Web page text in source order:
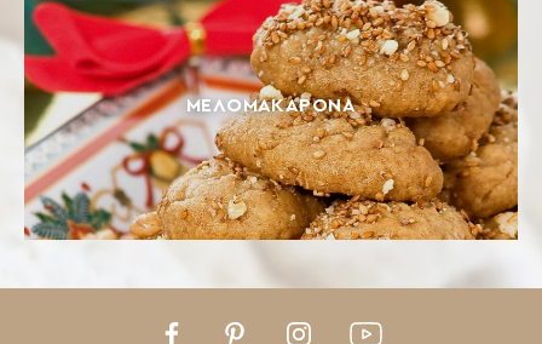
ΜΕΛΟΜΑΚΆΡΟΝΑ
FacebookPinterestInstagramYoutube